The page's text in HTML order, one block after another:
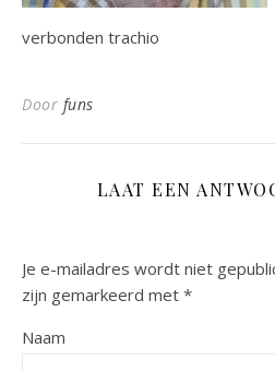
verbonden trachio
Door funs
LAAT EEN
Je e-mailadres wordt niet
zijn gemarkeerd met *
Naam